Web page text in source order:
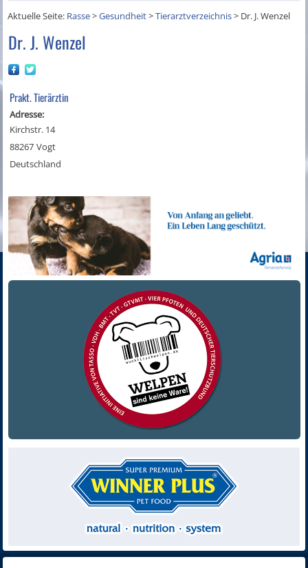
Aktuelle Seite: Rasse>Gesundheit>Tierarztverzeichnis> Dr. J. Wenzel
Dr. J. Wenzel
Prakt. Tierärztin
Adresse:
Kirchstr. 14
88267 Vogt
Deutschland